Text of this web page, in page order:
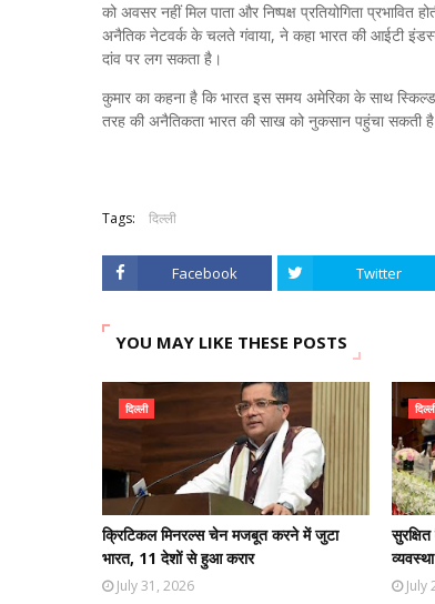
को अवसर नहीं मिल पाता और निष्पक्ष प्रतियोगिता
अनैतिक नेटवर्क के चलते गंवाया, ने कहा भारत की आईटी
दांव पर लग सकता है।
कुमार का कहना है कि भारत इस समय अमेरिका के साथ
तरह की अनैतिकता भारत की साख को नुकसान पहुंचा सकती
Tags: दिल्ली
Facebook Twitter
YOU MAY LIKE THESE POSTS
दिल्ली
क्रिटिकल मिनरल्स चेन मजबूत करने में जुटा
भारत, 11 देशों से हुआ करार
July 31, 2026 July